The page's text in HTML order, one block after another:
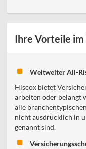
Ihre Vorteile
Weltweiter All-
Hiscox bietet
arbeiten oder belangt
alle
nicht ausdrücklich in
genannt sind.